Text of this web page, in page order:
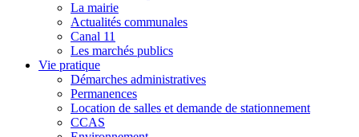
La mairie
Actualités communales
Canal 11
Les marchés publics
Vie pratique
Démarches administratives
Permanences
Location de salles et demande de stationnement
CCAS